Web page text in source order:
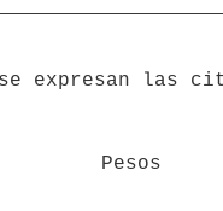
Pesos